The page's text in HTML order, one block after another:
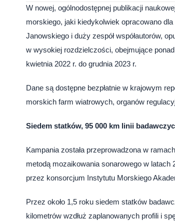
W nowej, ogólnodostępnej publikacji
morskiego, jaki kiedykolwiek opracowano
Janowskiego i duży zespół współautorów,
w wysokiej rozdzielczości, obejmujące
kwietnia 2022 r. do grudnia 2023 r.
Dane są dostępne bezpłatnie w krajowym
morskich farm wiatrowych, organów
Siedem statków, 95 000 km linii
Kampania została przeprowadzona w
metodą mozaikowania sonarowego w latach
przez konsorcjum Instytutu Morskiego
Przez około 1,5 roku siedem statków
kilometrów wzdłuż zaplanowanych profili i